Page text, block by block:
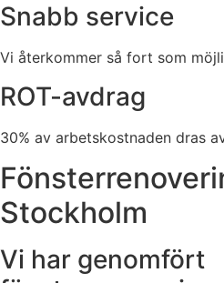
Snabb service
Vi återkommer så fort som
ROT-avdrag
30% av arbetskostnaden dras
Stockholm
Vi har genomfört